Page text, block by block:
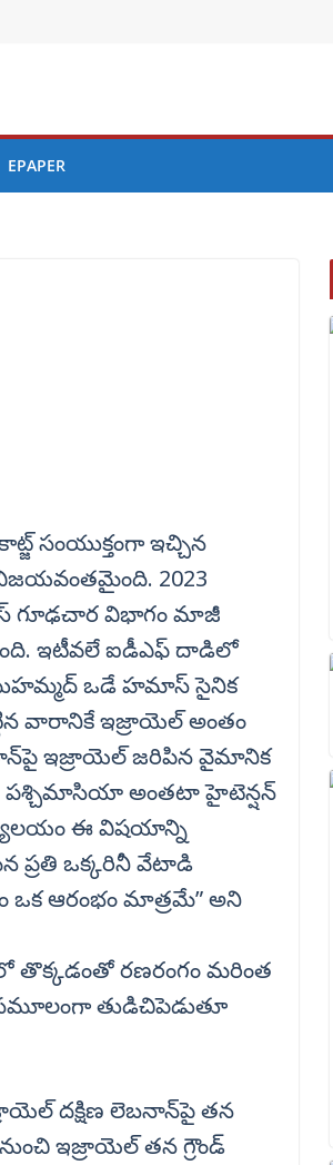
EPAPER
సంయుక్తంగా ఇచ్చిన
2023
గూఢచార విభాగం మాజీ
ఇటీవలే ఐడీఎఫ్ దాడిలో
ఒడే హమాస్ సైనిక
వారానికే ఇజ్రాయెల్ అంతం
ఇజ్రాయెల్ జరిపిన వైమానిక
పశ్చిమాసియా అంతటా హైటెన్షన్
ఈ విషయాన్ని
ప్రతి ఒక్కరినీ వేటాడి
ఒక ఆరంభం మాత్రమే” అని
తొక్కడంతో రణరంగం మరింత
తుడిచిపెడుతూ
దక్షిణ లెబనాన్‌పై తన
ఇజ్రాయెల్ తన గ్రౌండ్